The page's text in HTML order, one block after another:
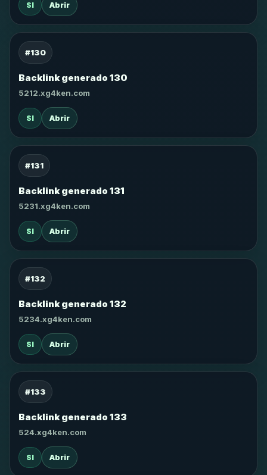
SI Abrir
#130
Backlink generado 130
5212.xg4ken.com
SI Abrir
#131
Backlink generado 131
5231.xg4ken.com
SI Abrir
#132
Backlink generado 132
5234.xg4ken.com
SI Abrir
#133
Backlink generado 133
524.xg4ken.com
SI Abrir